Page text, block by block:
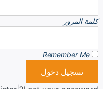
كلمة المرور
تسجيل دخول